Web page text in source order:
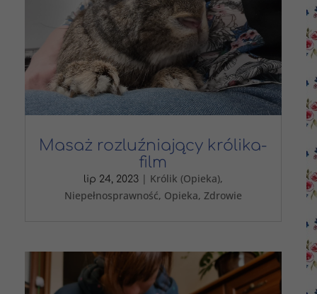
Masaż rozluźniający królika-
film
lip 24, 2023| Królik (Opieka),
Niepełnosprawność, Opieka, Zdrowie